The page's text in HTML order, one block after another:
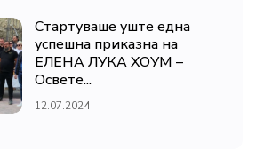
Стартуваше уште една
успешна приказна на
ЕЛЕНА ЛУКА ХОУМ –
Освете...
12.07.2024